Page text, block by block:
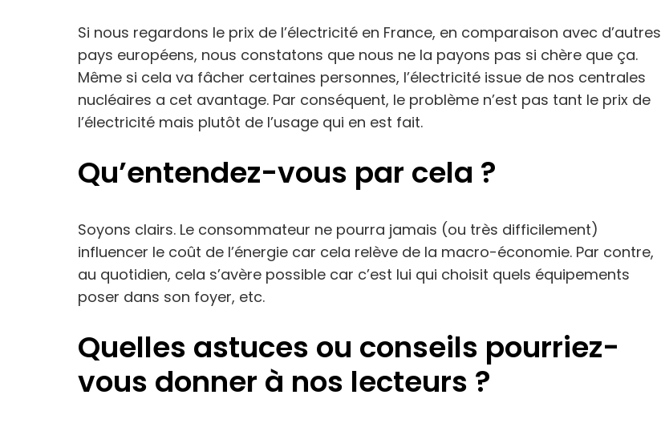
Si nous regardons le prix de l’électricité en France, en comparaison avec d’autres
pays européens, nous constatons que nous ne la payons pas si chère que ça.
Même si cela va fâcher certaines personnes, l’électricité issue de nos centrales
nucléaires a cet avantage. Par conséquent, le problème n’est pas tant le prix de
l’électricité mais plutôt de l’usage qui en est fait.
Qu’entendez-vous par cela ?
Soyons clairs. Le consommateur ne pourra jamais (ou très difficilement)
influencer le coût de l’énergie car cela relève de la macro-économie. Par contre,
au quotidien, cela s’avère possible car c’est lui qui choisit quels équipements
poser dans son foyer, etc.
Quelles astuces ou conseils pourriez-
vous donner à nos lecteurs ?